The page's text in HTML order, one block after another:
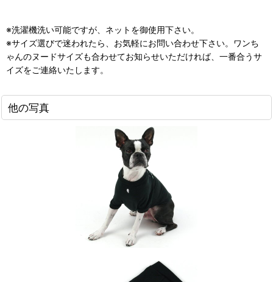
※洗濯機洗い可能ですが、ネットを御使用下さい。
※サイズ選びで迷われたら、お気軽にお問い合わせ下さい。ワンち
ゃんのヌードサイズも合わせてお知らせいただければ、一番合うサ
イズをご連絡いたします。
他の写真